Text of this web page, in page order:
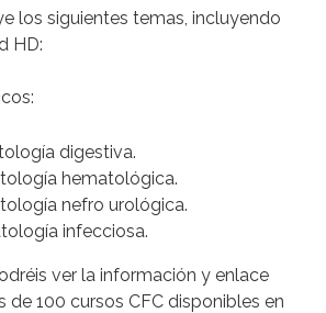
los siguientes temas, incluyendo
HD:
digestiva.
hematológica.
nefro urológica.
infecciosa.
ver la información y enlace
de 100 cursos CFC disponibles en